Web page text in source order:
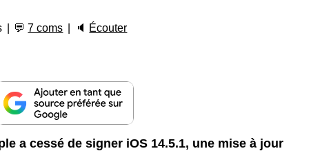
💬7 coms 🔈 Écouter
a cessé de signer iOS 14.5.1, une mise à jour